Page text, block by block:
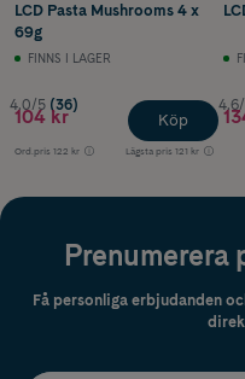
LCD Pasta Mushrooms 4 x
69g
FINNS I LAGER
4.0/5 (36)
104 kr
Ord.pris 122 kr Lägsta pris 121 kr
Köp
Prenumerera
Få personliga erbjudanden